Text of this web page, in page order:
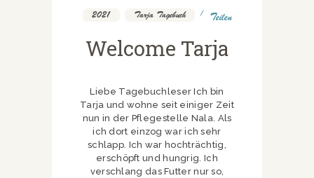
2021 Tarja Tagebuch Teilen
Welcome Tarja
Liebe Tagebuchleser Ich bin
Tarja und wohne seit einiger Zeit
nun in der Pflegestelle Nala. Als
ich dort einzog war ich sehr
schlapp. Ich war hochträchtig,
erschöpft und hungrig. Ich
verschlang das Futter nur so,